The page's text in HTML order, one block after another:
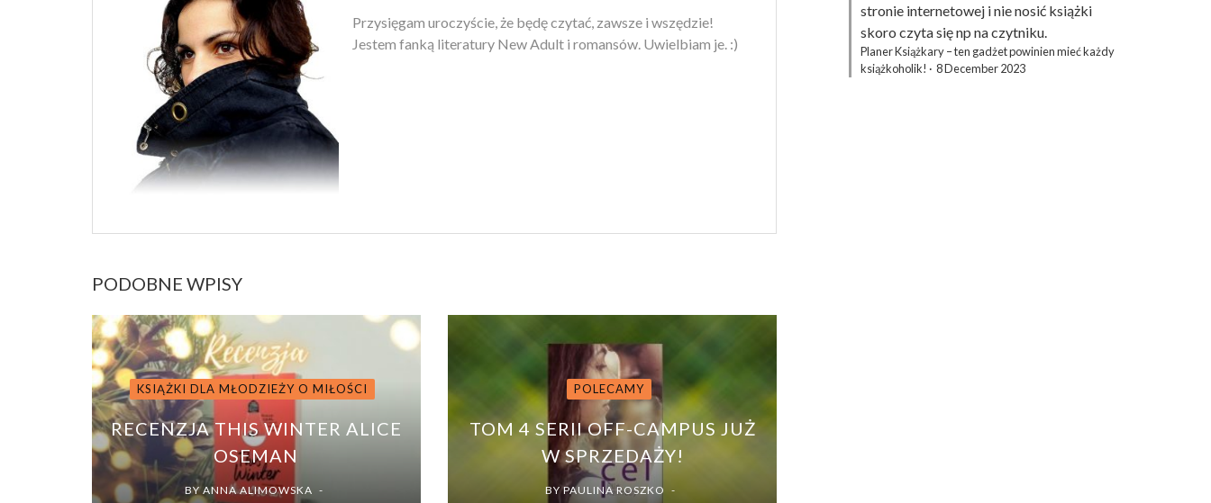
Przysięgam uroczyście, że będę czytać, zawsze i wszędzie!
Jestem fanką literatury New Adult i romansów. Uwielbiam je. :)
PODOBNE WPISY
KSIĄŻKI DLA MŁODZIEŻY O MIŁOŚCI
RECENZJA THIS WINTER ALICE
OSEMAN
BYANNA ALIMOWSKA
POLECAMY
TOM 4 SERII OFF-CAMPUS JUŻ
W SPRZEDAŻY!
BYPAULINA ROSZKO
stronie internetowej i nie nosić książki
skoro czyta się np na czytniku.
Planer Książkary – ten gadżet powinien mieć każdy
książkoholik! · 8 December 2023